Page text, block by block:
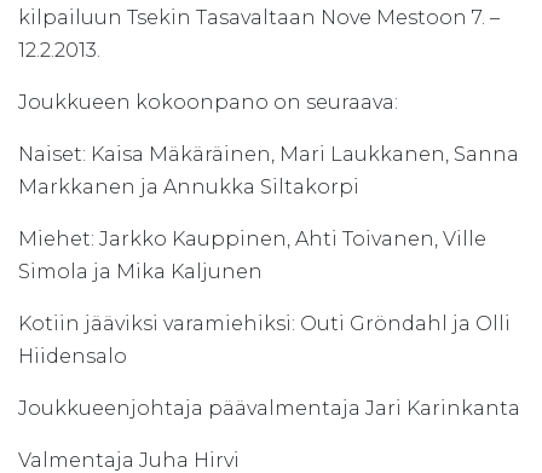
kilpailuun Tsekin Tasavaltaan Nove Mestoon 7. –
12.2.2013.
Joukkueen kokoonpano on seuraava:
Naiset: Kaisa Mäkäräinen, Mari Laukkanen, Sanna
Markkanen ja Annukka Siltakorpi
Miehet: Jarkko Kauppinen, Ahti Toivanen, Ville
Simola ja Mika Kaljunen
Kotiin jääviksi varamiehiksi: Outi Gröndahl ja Olli
Hiidensalo
Joukkueenjohtaja päävalmentaja Jari Karinkanta
Valmentaja Juha Hirvi